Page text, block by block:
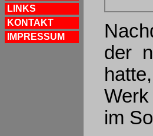
LINKS
KONTAKT
IMPRESSUM
der
im